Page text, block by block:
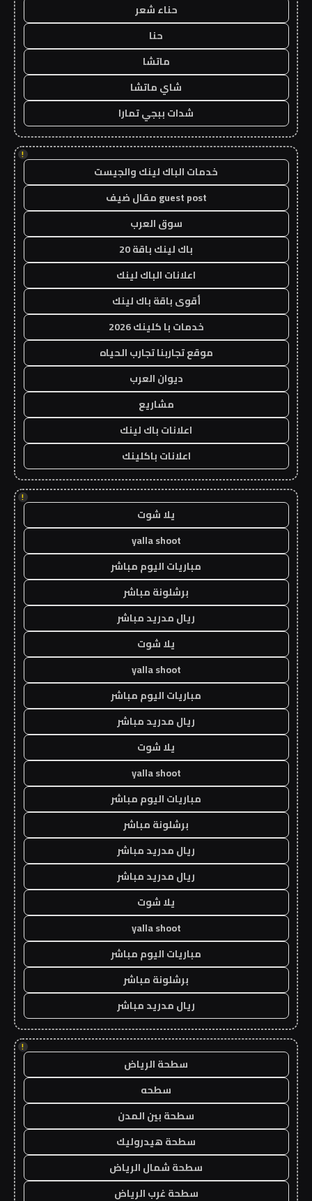
حناء شعر
حنا
ماتشا
شاي ماتشا
شدات ببجي تمارا
!
خدمات الباك لينك والجيست
guest post مقال ضيف
سوق العرب
باك لينك باقة 20
اعلانات الباك لينك
أقوى باقة باك لينك
خدمات با كلينك 2026
موقع تجاربنا تجارب الحياه
ديوان العرب
مشاريع
اعلانات باك لينك
اعلانات باكلينك
!
يلا شوت
yalla shoot
مباريات اليوم مباشر
برشلونة مباشر
ريال مدريد مباشر
يلا شوت
yalla shoot
مباريات اليوم مباشر
ريال مدريد مباشر
يلا شوت
yalla shoot
مباريات اليوم مباشر
برشلونة مباشر
ريال مدريد مباشر
ريال مدريد مباشر
يلا شوت
yalla shoot
مباريات اليوم مباشر
برشلونة مباشر
ريال مدريد مباشر
!
سطحة الرياض
سطحه
سطحة بين المدن
سطحة هيدروليك
سطحة شمال الرياض
سطحة غرب الرياض